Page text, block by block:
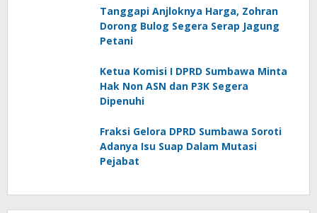
Tanggapi Anjloknya Harga, Zohran
Dorong Bulog Segera Serap Jagung
Petani
Ketua Komisi I DPRD Sumbawa Minta
Hak Non ASN dan P3K Segera
Dipenuhi
Fraksi Gelora DPRD Sumbawa Soroti
Adanya Isu Suap Dalam Mutasi
Pejabat